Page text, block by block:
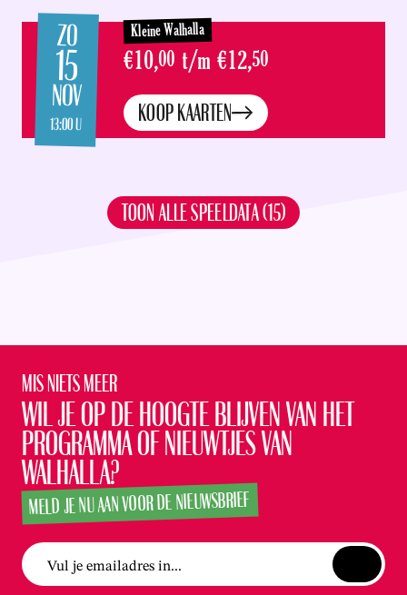
ZO
15
NOV
13:00 U
Kleine Walhalla
€10,00 t/m €12,50
KOOP KAARTEN
TOON ALLE SPEELDATA (15)
Mis niets meer
Wil je op de hoogte blijven van het
programma of nieuwtjes van
Walhalla?
MELD JE NU AAN VOOR DE NIEUWSBRIEF
Vul je emailadres in...